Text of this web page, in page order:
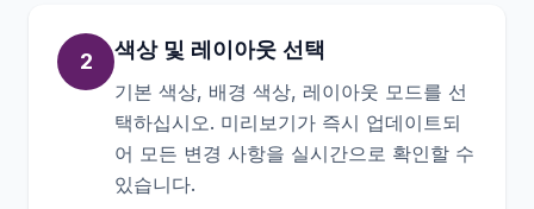
2 색상 및 레이아웃 선택
기본 색상, 배경 색상, 레이아웃 모드를 선
택하십시오. 미리보기가 즉시 업데이트되
어 모든 변경 사항을 실시간으로 확인할 수
있습니다.